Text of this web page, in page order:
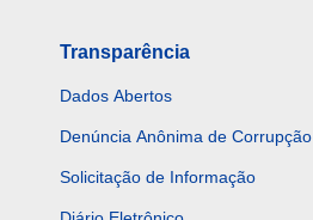
Transparência
Dados Abertos
Denúncia Anônima de Corrupção
Solicitação de Informação